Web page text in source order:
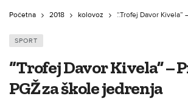
Početna 2018 kolovoz “Trofej Davor
SPORT
“Trofej Davor Kivela” –
PGŽ za škole jedrenja